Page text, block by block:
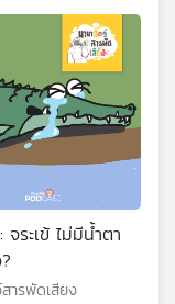
จระเข้ ไม่มีน้ำตา
ารพัดเสียง